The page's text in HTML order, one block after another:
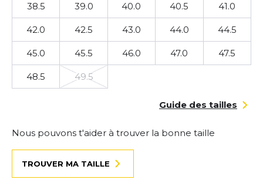
38.5 39.0 40.0 40.5 41.0
42.0 42.5 43.0 44.0 44.5
45.0 45.5 46.0 47.0 47.5
48.5 49.5
Guide des tailles
Nous pouvons t'aider à trouver la bonne taille
TROUVER MA TAILLE